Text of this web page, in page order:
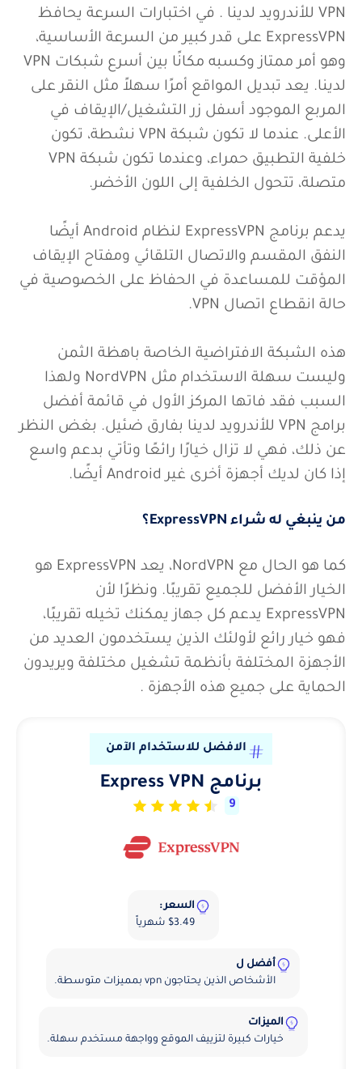
VPN للأندرويد لدينا . في اختبارات السرعة يحافظ
ExpressVPN على قدر كبير من السرعة الأساسية،
وهو أمر ممتاز وكسبه مكانًا بين أسرع شبكات VPN
لدينا. يعد تبديل المواقع أمرًا سهلاً مثل النقر على
المربع الموجود أسفل زر التشغيل/الإيقاف في
الأعلى. عندما لا تكون شبكة VPN نشطة، تكون
خلفية التطبيق حمراء، وعندما تكون شبكة VPN
متصلة، تتحول الخلفية إلى اللون الأخضر.
يدعم برنامج ExpressVPN لنظام Android أيضًا
النفق المقسم والاتصال التلقائي ومفتاح الإيقاف
المؤقت للمساعدة في الحفاظ على الخصوصية في
حالة انقطاع اتصال VPN.
هذه الشبكة الافتراضية الخاصة باهظة الثمن
وليست سهلة الاستخدام مثل NordVPN ولهذا
السبب فقد فاتها المركز الأول في قائمة أفضل
برامج VPN للأندرويد لدينا بفارق ضئيل. بغض النظر
عن ذلك، فهي لا تزال خيارًا رائعًا وتأتي بدعم واسع
إذا كان لديك أجهزة أخرى غير Android أيضًا.
من ينبغي له شراء ExpressVPN؟
كما هو الحال مع NordVPN، يعد ExpressVPN هو
الخيار الأفضل للجميع تقريبًا. ونظرًا لأن
ExpressVPN يدعم كل جهاز يمكنك تخيله تقريبًا،
فهو خيار رائع لأولئك الذين يستخدمون العديد من
الأجهزة المختلفة بأنظمة تشغيل مختلفة ويريدون
الحماية على جميع هذه الأجهزة .
الافضل للاستخدام الآمن
برنامج Express VPN
9
السعر :
$3.49 شهرياً
أفضل ل
الأشخاص الذين يحتاجون vpn بمميزات متوسطة.
الميزات
خيارات كبيرة لتزييف الموقع وواجهة مستخدم سهلة.